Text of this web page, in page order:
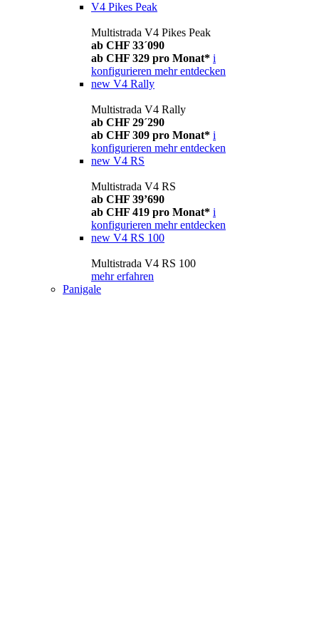
V4 Pikes Peak
Multistrada V4 Pikes Peak
ab CHF 33´090
ab CHF 329 pro Monat* i
konfigurieren mehr entdecken
new V4 Rally
Multistrada V4 Rally
ab CHF 29´290
ab CHF 309 pro Monat* i
konfigurieren mehr entdecken
new V4 RS
Multistrada V4 RS
ab CHF 39’690
ab CHF 419 pro Monat* i
konfigurieren mehr entdecken
new V4 RS 100
Multistrada V4 RS 100
mehr erfahren
Panigale